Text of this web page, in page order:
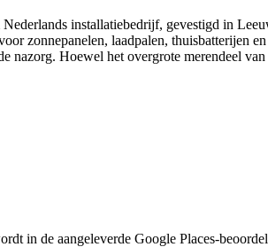
installatiebedrijf, gevestigd in
zonnepanelen, laadpalen,
nazorg. Hoewel het overgrote merendeel
in de aangeleverde Google Places-